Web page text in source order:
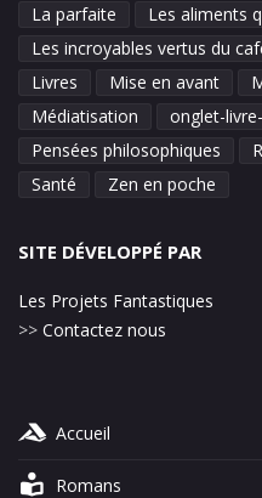
La parfaite
Les aliments
Les incroyables vertus du
Livres
Mise en avant
Médiatisation
onglet-
Pensées philosophiques
Santé
Zen en poche
SITE DÉVELOPPÉ PAR
Les Projets Fantastiques
>> Contactez nous
Accueil
Romans